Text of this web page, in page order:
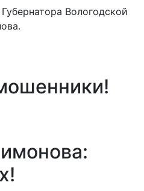
Вологодской